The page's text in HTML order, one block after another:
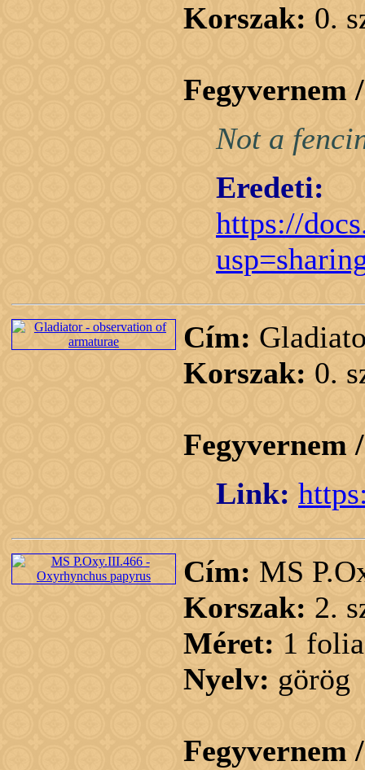
Korszak: 0.
Fegyvernem
Not a
Eredeti:
https://
Cím:
Korszak: 0.
Fegyvernem
Link:
Cím: MS
Korszak: 2.
Méret: 1 folia
Nyelv: görög
Fegyvernem